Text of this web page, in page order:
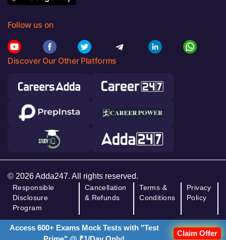
Follow us on
Discover Our Other Platforms
© 2026 Adda247. All rights reserved.
Responsible
Disclosure
Program
Cancellation
& Refunds
Terms &
Conditions
Privacy
Policy
Access 600+ Exams Mock Tests with "Test
Claim Offer